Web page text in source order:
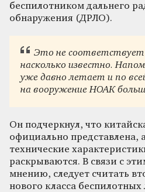
беспилотником дальнего
обнаружения (ДРЛО).
Это не
насколько известно.
уже давно летает и по
на вооружение НОАК
Он подчеркнул, что
официально представлена,
технические
раскрываются. В связи с
мнению, следует считать
нового класса беспилотных